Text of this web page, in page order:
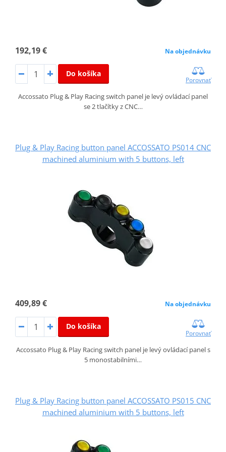
192,19 € Na objednávku
Do košíka
Porovnať
Accossato Plug & Play Racing switch panel je levý ovládací panel
se 2 tlačítky z CNC…
Plug & Play Racing button panel ACCOSSATO PS014 CNC
machined aluminium with 5 buttons, left
409,89 € Na objednávku
Do košíka
Porovnať
Accossato Plug & Play Racing switch panel je levý ovládací panel s
5 monostabilními…
Plug & Play Racing button panel ACCOSSATO PS015 CNC
machined aluminium with 5 buttons, left